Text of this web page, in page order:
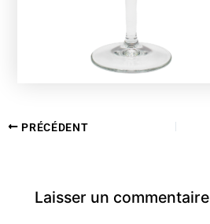
PRÉCÉDENT
Laisser un commentaire